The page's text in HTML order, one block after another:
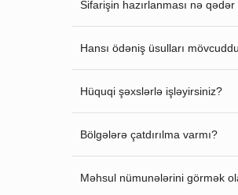
Sifarişin hazırlanması nə
Hansı ödəniş üsulları
Hüquqi şəxslərlə işləyirsiniz?
Bölgələrə çatdırılma varmı?
Məhsul nümunələrini görmək